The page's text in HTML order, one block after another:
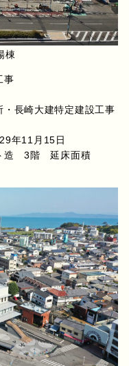
棟
事
長崎大建特定建設工事
年11月15日
ト造 3階 延床面積